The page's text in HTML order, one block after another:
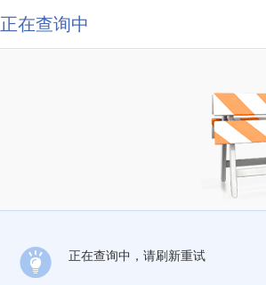
正在查询中
正在查询中，请刷新重试